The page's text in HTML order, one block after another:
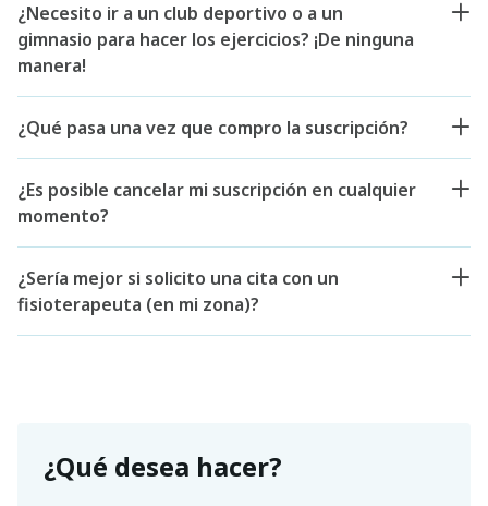
¿Necesito ir a un club deportivo o a un
gimnasio para hacer los ejercicios? ¡De ninguna
manera!
¿Qué pasa una vez que compro la suscripción?
¿Es posible cancelar mi suscripción en cualquier
momento?
¿Sería mejor si solicito una cita con un
fisioterapeuta (en mi zona)?
¿Qué desea hacer?